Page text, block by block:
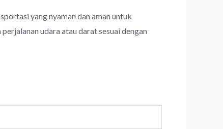
yang nyaman dan aman untuk
udara atau darat sesuai dengan